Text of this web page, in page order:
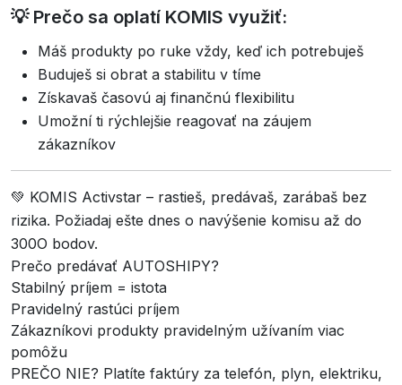
💡 Prečo sa oplatí KOMIS využiť:
Máš produkty po ruke vždy, keď ich potrebuješ
Buduješ si obrat a stabilitu v tíme
Získavaš časovú aj finančnú flexibilitu
Umožní ti rýchlejšie reagovať na záujem
zákazníkov
💚 KOMIS Activstar – rastieš, predávaš, zarábaš bez
rizika. Požiadaj ešte dnes o navýšenie komisu až do
300O bodov.
Prečo predávať AUTOSHIPY?
Stabilný príjem = istota
Pravidelný rastúci príjem
Zákazníkovi produkty pravidelným užívaním viac
pomôžu
PREČO NIE? Platíte faktúry za telefón, plyn, elektriku,